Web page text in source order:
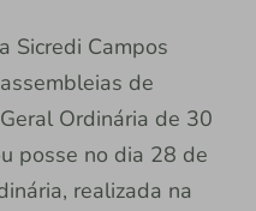
Sicredi Campos
de
Ordinária de 30
posse no dia 28 de
realizada na